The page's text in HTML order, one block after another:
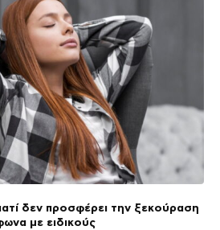
δεν προσφέρει την ξεκούραση
με ειδικούς